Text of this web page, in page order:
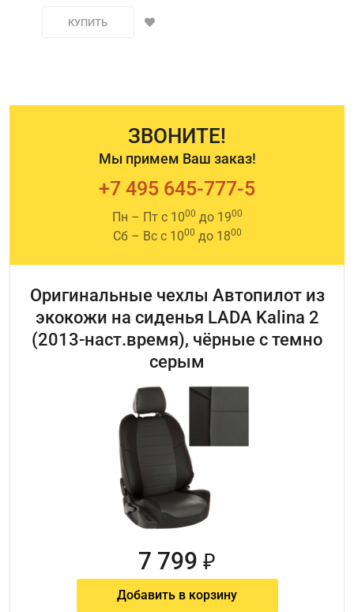
КУПИТЬ
ЗВОНИТЕ!
Мы примем Ваш заказ!
+7 495 645-777-5
Пн – Пт с 1000 до 1900
Сб – Вс с 1000 до 1800
Оригинальные чехлы Автопилот из
экокожи на сиденья LADA Kalina 2
(2013-наст.время), чёрные с темно
серым
7 799 ₽
Добавить в корзину